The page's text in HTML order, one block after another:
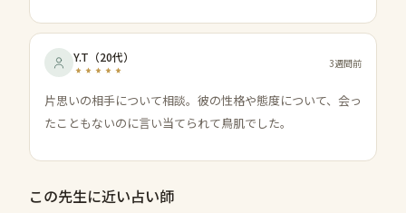
Y.T （20代） 3週間前
片思いの相手について相談。彼の性格や態度について、会っ
たこともないのに言い当てられて鳥肌でした。
この先生に近い占い師